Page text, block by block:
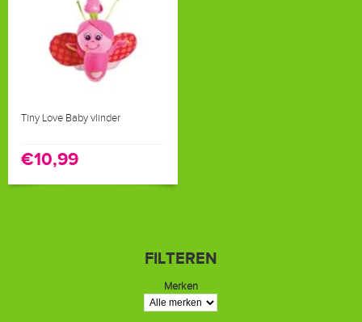
Tiny Love Baby vlinder
€10,99
FILTEREN
Merken